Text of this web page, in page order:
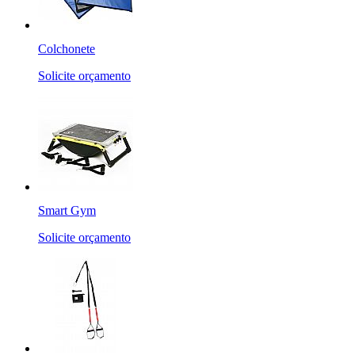
Colchonete
Solicite orçamento
Smart Gym
Solicite orçamento